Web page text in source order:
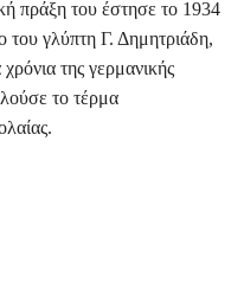
πράξη του έστησε το 1934
γλύπτη Γ. Δημητριάδη,
της γερμανικής
το τέρμα